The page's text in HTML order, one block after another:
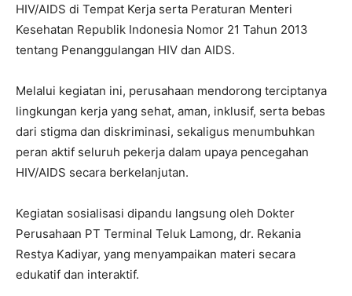
HIV/AIDS di Tempat Kerja serta Peraturan Menteri
Kesehatan Republik Indonesia Nomor 21 Tahun 2013
tentang Penanggulangan HIV dan AIDS.
Melalui kegiatan ini, perusahaan mendorong terciptanya
lingkungan kerja yang sehat, aman, inklusif, serta bebas
dari stigma dan diskriminasi, sekaligus menumbuhkan
peran aktif seluruh pekerja dalam upaya pencegahan
HIV/AIDS secara berkelanjutan.
Kegiatan sosialisasi dipandu langsung oleh Dokter
Perusahaan PT Terminal Teluk Lamong, dr. Rekania
Restya Kadiyar, yang menyampaikan materi secara
edukatif dan interaktif.